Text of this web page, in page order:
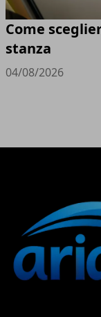
Come
stanza
04/08/2026